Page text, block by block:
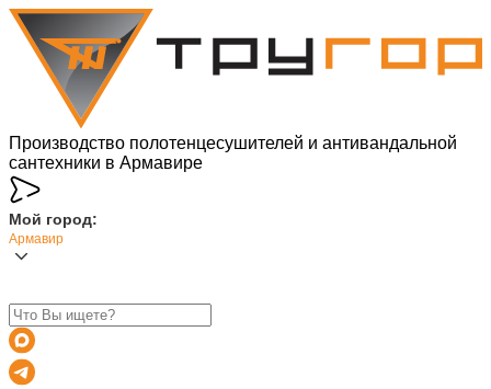
Производство полотенцесушителей и антивандальной
сантехники в Армавире
Мой город:
Армавир